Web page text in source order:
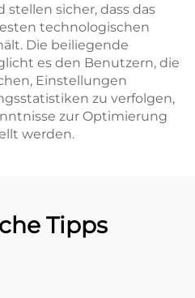
sicher, dass das
technologischen
Die beiliegende
es den Benutzern, die
Einstellungen
zu verfolgen,
zur Optimierung
werden.
Tipps